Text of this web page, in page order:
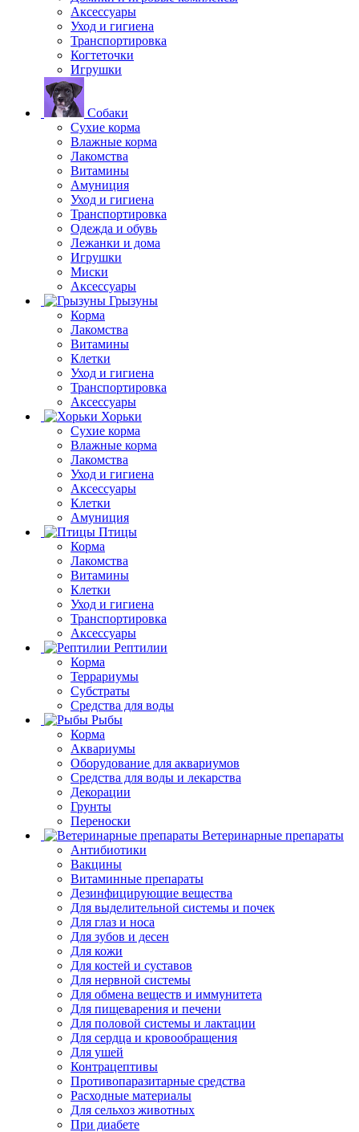
Аксессуары
Уход и гигиена
Транспортировка
Когтеточки
Игрушки
Собаки
Сухие корма
Влажные корма
Лакомства
Витамины
Амуниция
Уход и гигиена
Транспортировка
Одежда и обувь
Лежанки и дома
Игрушки
Миски
Аксессуары
Грызуны
Корма
Лакомства
Витамины
Клетки
Уход и гигиена
Транспортировка
Аксессуары
Хорьки
Сухие корма
Влажные корма
Лакомства
Уход и гигиена
Аксессуары
Клетки
Амуниция
Птицы
Корма
Лакомства
Витамины
Клетки
Уход и гигиена
Транспортировка
Аксессуары
Рептилии
Корма
Террариумы
Субстраты
Средства для воды
Рыбы
Корма
Аквариумы
Оборудование для аквариумов
Средства для воды и лекарства
Декорации
Грунты
Переноски
Ветеринарные препараты
Антибиотики
Вакцины
Витаминные препараты
Дезинфицирующие вещества
Для выделительной системы и почек
Для глаз и носа
Для зубов и десен
Для кожи
Для костей и суставов
Для нервной системы
Для обмена веществ и иммунитета
Для пищеварения и печени
Для половой системы и лактации
Для сердца и кровообращения
Для ушей
Контрацептивы
Противопаразитарные средства
Расходные материалы
Для сельхоз животных
При диабете